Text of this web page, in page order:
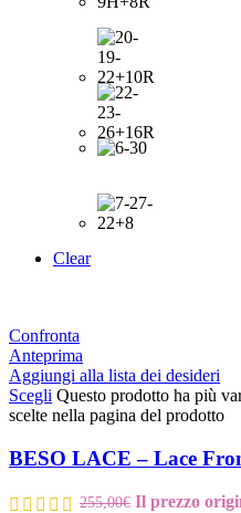
Clear
Confronta
Anteprima
Aggiungi alla lista dei desideri
Scegli Questo prodotto ha più
scelte nella pagina del prodotto
BESO LACE – Lace
255,00€ Il prezzo